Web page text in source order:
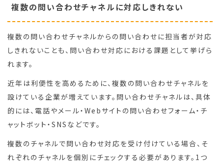
複数の問い合わせチャネルに対応しきれない
複数の問い合わせチャネルからの問い合わせに担当者が対応
しきれないことも、問い合わせ対応における課題として挙げら
れます。
近年は利便性を高めるために、複数の問い合わせチャネルを
設けている企業が増えています。問い合わせチャネルは、具体
的には、電話やメール・Webサイトの問い合わせフォーム・チ
ャットボット・SNSなどです。
複数のチャネルで問い合わせ対応を受け付けている場合、そ
れぞれのチャネルを個別にチェックする必要があります。1つ